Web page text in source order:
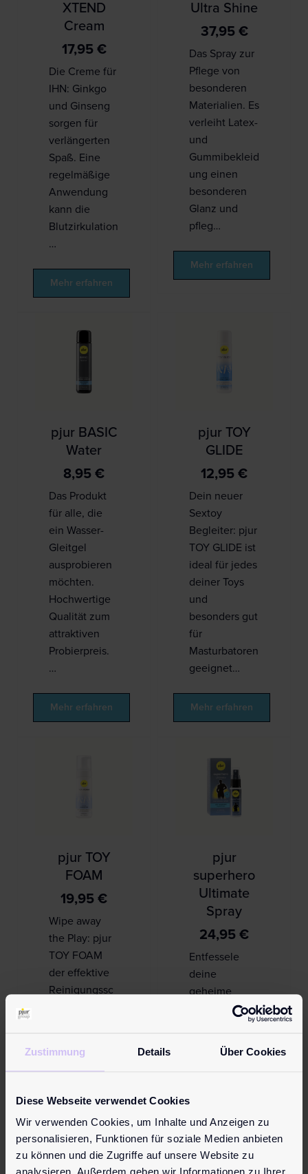
Zustimmung Details Über Cookies
Diese Webseite verwendet Cookies
Wir verwenden Cookies, um Inhalte und Anzeigen zu
personalisieren, Funktionen für soziale Medien anbieten
zu können und die Zugriffe auf unsere Website zu
XTEND
Cream
17,95 €
Die Creme für
IHN: Ginkgo
und Ginseng
sorgen für
verlängerten
Spaß. Eine
regelmäßige
Anwendung
kann die
Blutzirkulation
…
Mehr erfahren
Ultra Shine
37,95 €
Das Spray zur
Pflege von
besonderen
Materialien. Es
verleiht Latex-
und
Gummibekleid
ung einen
besonderen
Glanz und
pfleg…
Mehr erfahren
pjur BASIC
Water
8,95 €
Das Produkt
für alle, die
ein Wasser-
Gleitgel
ausprobieren
möchten.
Hochwertige
Qualität zum
attraktiven
Probierpreis.
…
Mehr erfahren
pjur TOY
GLIDE
12,95 €
Dein neuer
Sextoy
Begleiter: pjur
TOY GLIDE ist
ideal für jedes
deiner Toys
und
besonders gut
für
Masturbatoren
geeignet…
Mehr erfahren
pjur TOY
FOAM
19,95 €
Wipe away
the Play: pjur
TOY FOAM
der effektive
Reinigungssc
aber gründlich
pjur
superhero
Ultimate
Spray
24,95 €
Entfessele
deine
geheime
Superkraft:
pjur superhero
verlän…
Mehr erfahren